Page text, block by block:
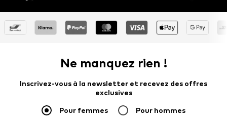
Ne manquez rien !
Inscrivez-vous à la newsletter et recevez des offres
exclusives
Pour femmes Pour hommes